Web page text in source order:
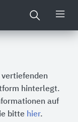
hinterlegt.
auf
bitte hier.